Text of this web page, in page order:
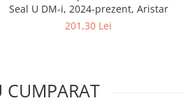
Seal U DM-i, 2024-prezent, Aristar
201,30 Lei
CUMPARAT